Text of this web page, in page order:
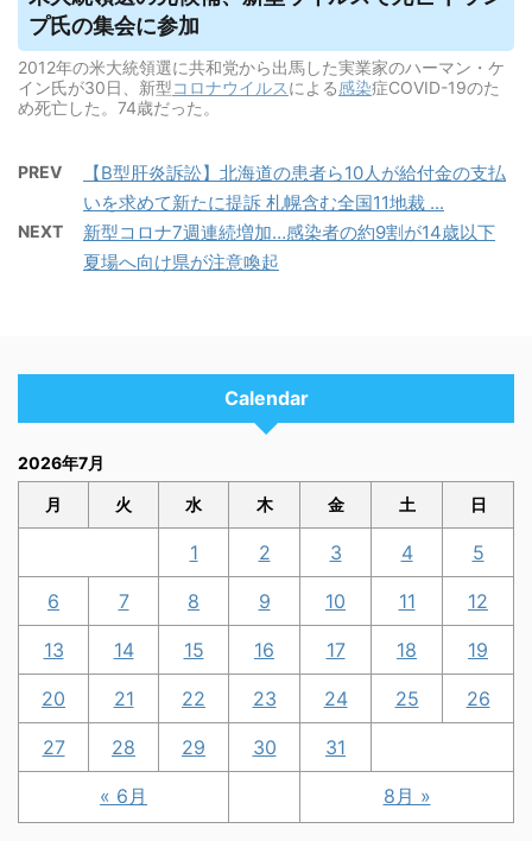
プ氏の集会に参加
2012年の米大統領選に共和党から出馬した実業家のハーマン・ケ
イン氏が30日、新型コロナウイルスによる感染症COVID-19のた
め死亡した。74歳だった。
PREV
【B型肝炎訴訟】北海道の患者ら10人が給付金の支払
いを求めて新たに提訴 札幌含む全国11地裁 ...
NEXT
新型コロナ7週連続増加…感染者の約9割が14歳以下
夏場へ向け県が注意喚起
Calendar
2026年7月
月 火 水 木 金 土 日
« 6月 8月 »
1 2 3 4 5
6 7 8 9 10 11 12
13 14 15 16 17 18 19
20 21 22 23 24 25 26
27 28 29 30 31